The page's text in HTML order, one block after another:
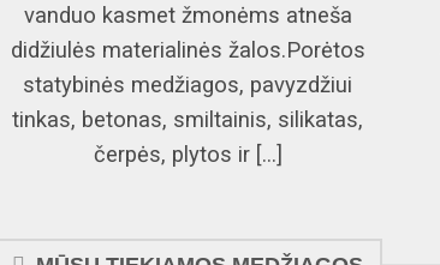
vanduo kasmet žmonėms atneša
didžiulės materialinės žalos.Porėtos
statybinės medžiagos, pavyzdžiui
tinkas, betonas, smiltainis, silikatas,
čerpės, plytos ir [...]